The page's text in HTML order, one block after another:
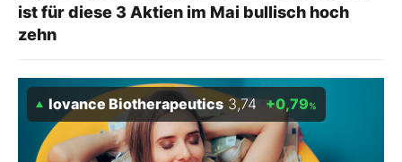
ist für diese 3 Aktien im Mai bullisch hoch
zehn
Iovance Biotherapeutics 3,74 +0,79%